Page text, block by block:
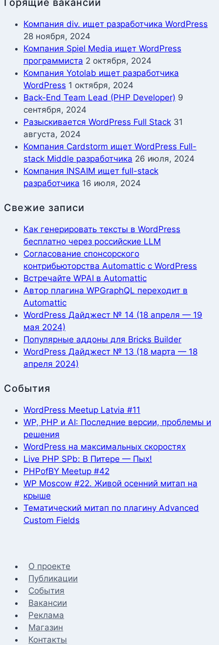
Горящие вакансии
Компания div. ищет разработчика WordPress
28 ноября, 2024
Компания Spiel Media ищет WordPress
программиста 2 октября, 2024
Компания Yotolab ищет разработчика
WordPress 1 октября, 2024
Back-End Team Lead (PHP Developer) 9
сентября, 2024
Разыскивается WordPress Full Stack 31
августа, 2024
Компания Cardstorm ищет WordPress Full-
stack Middle разработчика 26 июля, 2024
Компания INSAIM ищет full-stack
разработчика 16 июля, 2024
Свежие записи
Как генерировать тексты в WordPress
бесплатно через российские LLM
Согласование спонсорского
контрибьюторства Automattic с WordPress
Встречайте WPAI в Automattic
Автор плагина WPGraphQL переходит в
Automattic
WordPress Дайджест № 14 (18 апреля — 19
мая 2024)
Популярные аддоны для Bricks Builder
WordPress Дайджест № 13 (18 марта — 18
апреля 2024)
События
WordPress Meetup Latvia #11
WP, PHP и AI: Последние версии, проблемы и
решения
WordPress на максимальных скоростях
Live PHP SPb: В Питере — Пых!
PHPofBY Meetup #42
WP Moscow #22. Живой осенний митап на
крыше
Тематический митап по плагину Advanced
Custom Fields
О проекте
Публикации
События
Вакансии
Реклама
Магазин
Контакты